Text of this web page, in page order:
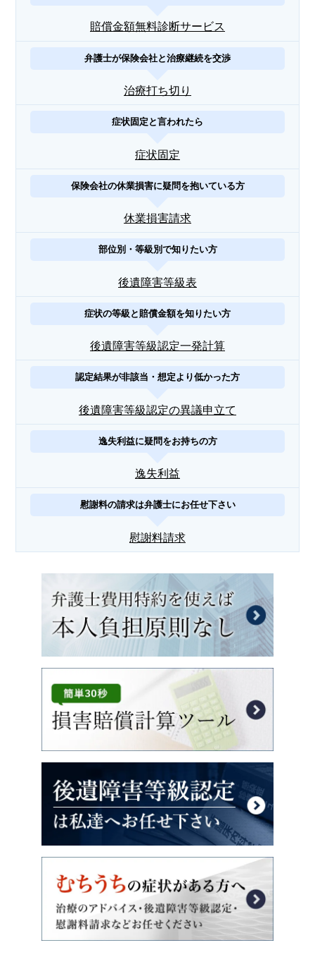
賠償金額無料診断サービス
弁護士が保険会社と治療継続を交渉
治療打ち切り
症状固定と言われたら
症状固定
保険会社の休業損害に疑問を抱いている方
休業損害請求
部位別・等級別で知りたい方
後遺障害等級表
症状の等級と賠償金額を知りたい方
後遺障害等級認定一発計算
認定結果が非該当・想定より低かった方
後遺障害等級認定の異議申立て
逸失利益に疑問をお持ちの方
逸失利益
慰謝料の請求は弁護士にお任せ下さい
慰謝料請求